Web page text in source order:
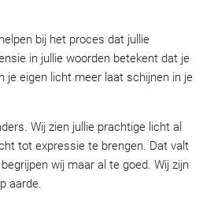
bij het proces dat jullie
in jullie woorden betekent dat je
je eigen licht meer laat schijnen in je
Wij zien jullie prachtige licht al
tot expressie te brengen. Dat valt
wij maar al te goed. Wij zijn
aarde.